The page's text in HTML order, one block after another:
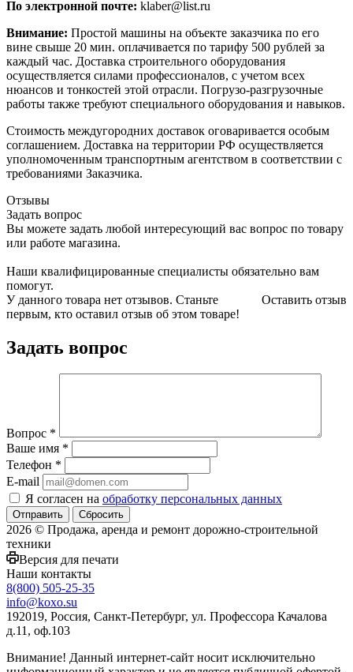
По электронной почте: klaber@list.ru
Внимание: Простой машины на объекте заказчика по его
вине свыше 20 мин. оплачивается по тарифу 500 рублей за
каждый час. Доставка строительного оборудования
осуществляется силами профессионалов, с учетом всех
нюансов и тонкостей этой отрасли. Погрузо-разгрузочные
работы также требуют специального оборудования и навыков.
Стоимость междугородних доставок оговаривается особым
соглашением. Доставка на территории РФ осуществляется
уполномоченным транспортным агентством в соответствии с
требованиями Заказчика.
Отзывы
Задать вопрос
Вы можете задать любой интересующий вас вопрос по товару
или работе магазина.
Наши квалифицированные специалисты обязательно вам
помогут.
Оставить отзыв
У данного товара нет отзывов. Станьте
первым, кто оставил отзыв об этом товаре!
Задать вопрос
Вопрос *
Ваше имя *
Телефон *
E-mail
Я согласен на обработку персональных данных
Сбросить
2026 © Продажа, аренда и ремонт дорожно-строительной
техники
Версия для печати
Наши контакты
8(800) 505-25-35
info@koxo.su
192019, Россия, Санкт-Петербург, ул. Профессора Качалова
д.11, оф.103
Внимание! Данный интернет-сайт носит исключительно